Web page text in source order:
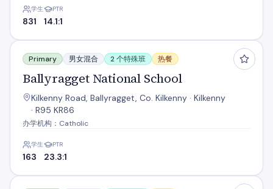
学生
831
PTR
14.1:1
Ballyragget National School
Primary 男女混合 2 个特殊班 热餐
Ballyragget National School
Kilkenny Road, Ballyragget, Co. Kilkenny · Kilkenny
· R95 KR86
办学机构：Catholic
学生
163
PTR
23.3:1
Bennettsbridge National School